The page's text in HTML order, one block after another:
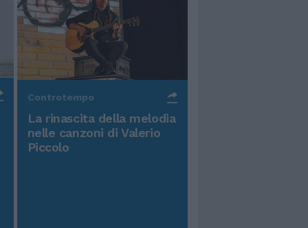
Controtempo
La rinascita della melodia
nelle canzoni di Valerio
Piccolo